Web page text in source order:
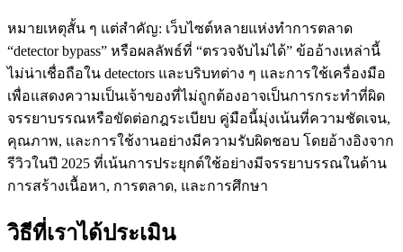
หมายเหตุสั้น ๆ แต่สำคัญ: เว็บไซต์หลายแห่งทำการตลาด
“detector bypass” หรือผลลัพธ์ที่ “ตรวจจับไม่ได้” ข้ออ้างเหล่านี้
ไม่น่าเชื่อถือใน detectors และบริบทต่าง ๆ และการใช้เครื่องมือ
เพื่อแสดงความเป็นเจ้าของที่ไม่ถูกต้องอาจเป็นการกระทำที่ผิด
จรรยาบรรณหรือขัดต่อกฎระเบียบ คู่มือนี้มุ่งเน้นที่ความชัดเจน,
คุณภาพ, และการใช้งานอย่างมีความรับผิดชอบ โดยอ้างอิงจาก
รีวิวในปี 2025 ที่เน้นการประยุกต์ใช้อย่างมีจรรยาบรรณในด้าน
การสร้างเนื้อหา, การตลาด, และการศึกษา
วิธีที่เราได้ประเมิน